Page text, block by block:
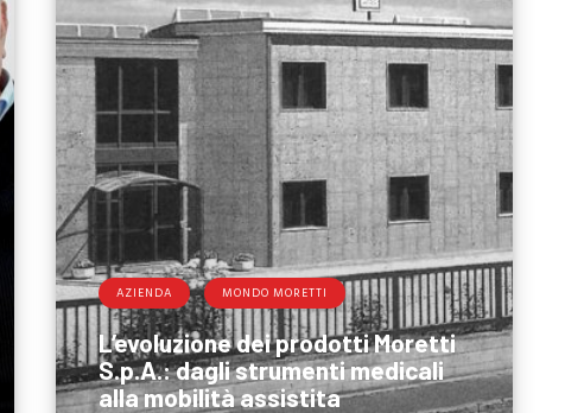
AZIENDA MONDO MORETTI
L’evoluzione dei prodotti Moretti
S.p.A.: dagli strumenti medicali
alla mobilità assistita